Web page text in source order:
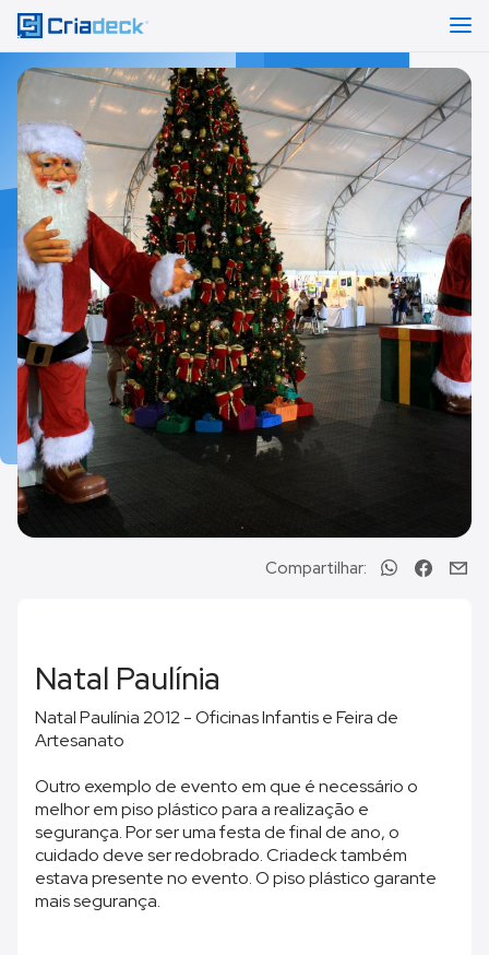
Compartilhar:
Natal Paulínia
Natal Paulínia 2012 - Oficinas Infantis e Feira de
Artesanato
Outro exemplo de evento em que é necessário o
melhor em piso plástico para a realização e
segurança. Por ser uma festa de final de ano, o
cuidado deve ser redobrado. Criadeck também
estava presente no evento. O piso plástico garante
mais segurança.